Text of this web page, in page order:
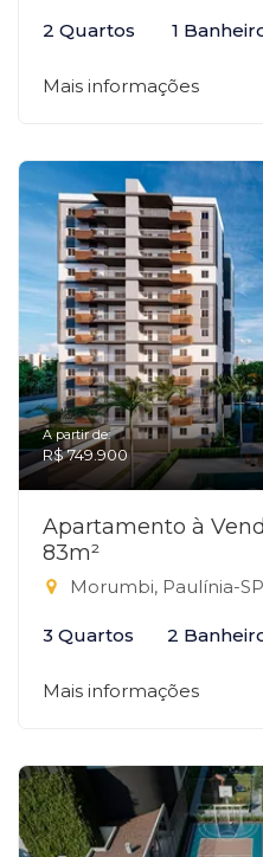
2 Quartos 1
Mais informações
A partir de:
R$ 749.900
Apartamento à
83m²
Morumbi, Paulínia-SP
3 Quartos 2
Mais informações